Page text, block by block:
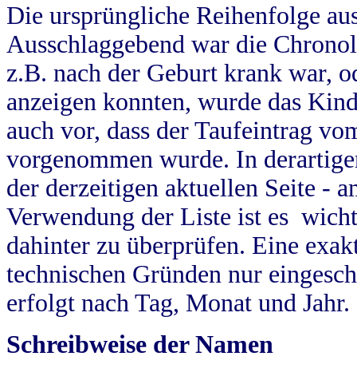
Die ursprüngliche Reihenfolge
Ausschlaggebend war die
z.B. nach der Geburt krank war,
anzeigen konnten, wurde das
auch vor, dass der Taufeintrag
vorgenommen wurde. In
der derzeitigen aktuellen Seite -
Verwendung der Liste ist es
dahinter zu überprüfen. Eine
technischen Gründen nur
erfolgt nach Tag, Monat und Jahr.
Schreibweise der Namen